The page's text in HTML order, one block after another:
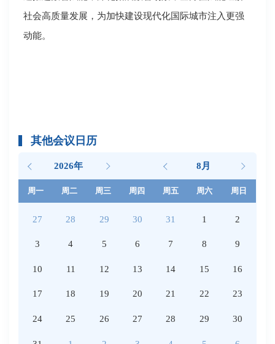
社会高质量发展，为加快建设现代化国际城市注入更强
动能。
其他会议日历
2026年 8月
周一 周二 周三 周四 周五 周六 周日
27 28 29 30 31 1 2
3 4 5 6 7 8 9
10 11 12 13 14 15 16
17 18 19 20 21 22 23
24 25 26 27 28 29 30